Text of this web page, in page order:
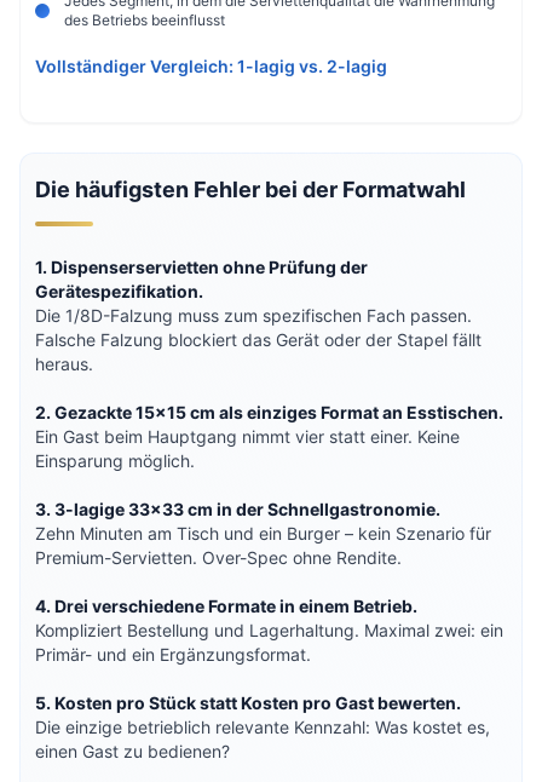
des Betriebs beeinflusst
Vollständiger Vergleich: 1-lagig vs. 2-lagig
Die häufigsten Fehler bei der Formatwahl
1. Dispenserservietten ohne Prüfung der
Gerätespezifikation.
Die 1/8D-Falzung muss zum spezifischen Fach passen.
Falsche Falzung blockiert das Gerät oder der Stapel fällt
heraus.
2. Gezackte 15×15 cm als einziges Format an Esstischen.
Ein Gast beim Hauptgang nimmt vier statt einer. Keine
Einsparung möglich.
3. 3-lagige 33×33 cm in der Schnellgastronomie.
Zehn Minuten am Tisch und ein Burger – kein Szenario für
Premium-Servietten. Over-Spec ohne Rendite.
4. Drei verschiedene Formate in einem Betrieb.
Kompliziert Bestellung und Lagerhaltung. Maximal zwei: ein
Primär- und ein Ergänzungsformat.
5. Kosten pro Stück statt Kosten pro Gast bewerten.
Die einzige betrieblich relevante Kennzahl: Was kostet es,
einen Gast zu bedienen?